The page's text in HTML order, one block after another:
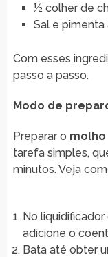
½ colher de
Sal e pimenta
Com esses
passo a passo.
Modo de
Preparar o
tarefa simples,
minutos. Veja
No
adicione o
Bata até obter